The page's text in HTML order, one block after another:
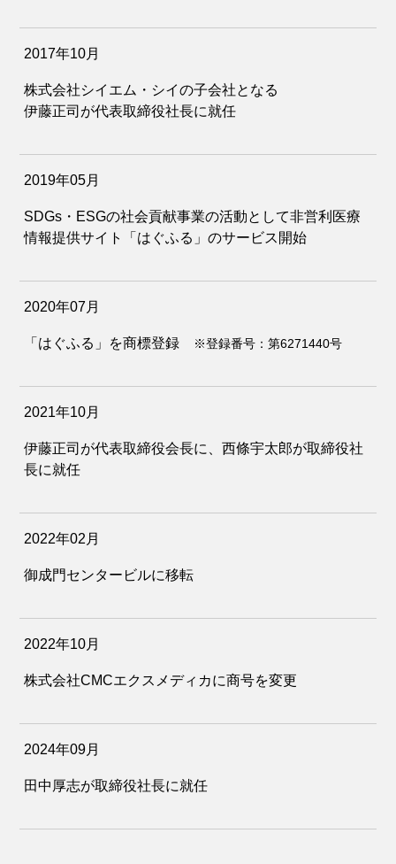
2017年10月
株式会社シイエム・シイの子会社となる
伊藤正司が代表取締役社長に就任
2019年05月
SDGs・ESGの社会貢献事業の活動として非営利医療
情報提供サイト「はぐふる」のサービス開始
2020年07月
「はぐふる」を商標登録 ※登録番号：第6271440号
2021年10月
伊藤正司が代表取締役会長に、西條宇太郎が取締役社
長に就任
2022年02月
御成門センタービルに移転
2022年10月
株式会社CMCエクスメディカに商号を変更
2024年09月
田中厚志が取締役社長に就任